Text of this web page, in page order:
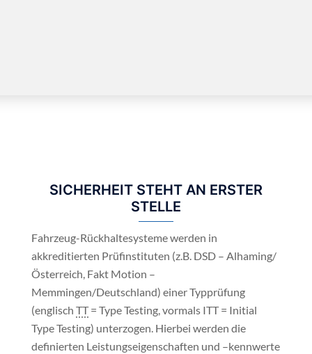
SICHERHEIT STEHT AN ERSTER
STELLE
Fahrzeug-Rückhaltesysteme werden in
akkreditierten Prüf­instituten (z.B. DSD – Alhaming/
Österreich, Fakt Motion –
Memmingen/Deutschland) einer Typprüfung
(englisch TT= Type Testing, vormals ITT = Initial
Type Testing) unterzogen. Hierbei werden die
definierten Leistungs­eigenschaften und –kennwerte